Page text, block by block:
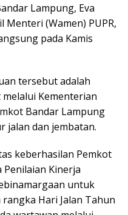
Lampung, Eva
Menteri (Wamen) PUPR,
pada Kamis
tersebut adalah
Kementerian
Bandar Lampung
jalan dan jembatan.
keberhasilan Pemkot
Kinerja
untuk
Hari Jalan Tahun